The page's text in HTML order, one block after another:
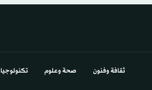
ثقافة وفنون صحة وعلوم تكنولوجيا